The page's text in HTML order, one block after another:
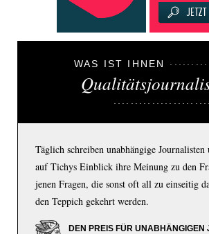
WAS IST IHNEN
Täglich schreiben unabhängige Journalisten
auf Tichys Einblick ihre Meinung zu den
jenen Fragen, die sonst oft all zu einseitig
den Teppich gekehrt werden.
DEN PREIS FÜR UNABHÄNGIGEN